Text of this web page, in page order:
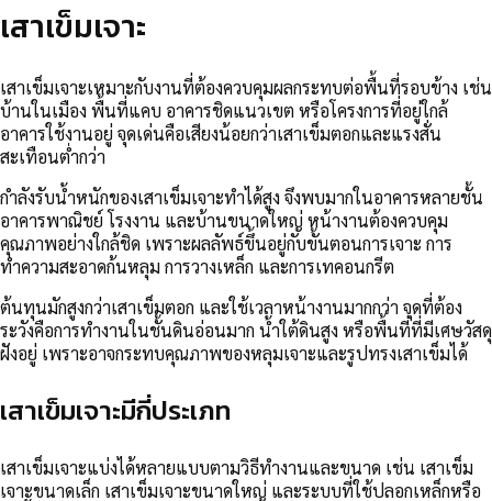
เสาเข็มเจาะ
เสาเข็มเจาะเหมาะกับงานที่ต้องควบคุมผลกระทบต่อพื้นที่รอบข้าง เช่น
บ้านในเมือง พื้นที่แคบ อาคารชิดแนวเขต หรือโครงการที่อยู่ใกล้
อาคารใช้งานอยู่ จุดเด่นคือเสียงน้อยกว่าเสาเข็มตอกและแรงสั่น
สะเทือนต่ำกว่า
กำลังรับน้ำหนักของเสาเข็มเจาะทำได้สูง จึงพบมากในอาคารหลายชั้น
อาคารพาณิชย์ โรงงาน และบ้านขนาดใหญ่ หน้างานต้องควบคุม
คุณภาพอย่างใกล้ชิด เพราะผลลัพธ์ขึ้นอยู่กับขั้นตอนการเจาะ การ
ทำความสะอาดก้นหลุม การวางเหล็ก และการเทคอนกรีต
ต้นทุนมักสูงกว่าเสาเข็มตอก และใช้เวลาหน้างานมากกว่า จุดที่ต้อง
ระวังคือการทำงานในชั้นดินอ่อนมาก น้ำใต้ดินสูง หรือพื้นที่ที่มีเศษวัสดุ
ฝังอยู่ เพราะอาจกระทบคุณภาพของหลุมเจาะและรูปทรงเสาเข็มได้
เสาเข็มเจาะมีกี่ประเภท
เสาเข็มเจาะแบ่งได้หลายแบบตามวิธีทำงานและขนาด เช่น เสาเข็ม
เจาะขนาดเล็ก เสาเข็มเจาะขนาดใหญ่ และระบบที่ใช้ปลอกเหล็กหรือ